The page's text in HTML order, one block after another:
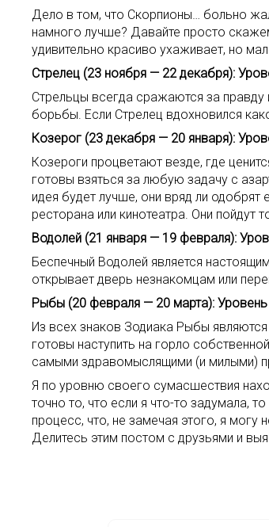
Дело в том, что Скорпионы… больно
намного лучше? Давайте просто
удивительно красиво ухаживает, но
Стрелец (23 ноября — 22 декабря):
Стрельцы всегда сражаются за
борьбы. Если Стрелец вдохновился
Козерог (23 декабря — 20 января):
Козероги процветают везде, где
готовы взяться за любую задачу с
идея будет лучше, они вряд ли
ресторана или кинотеатра. Они пойдут
Водолей (21 января — 19 февраля):
Беспечный Водолей является
открывает дверь незнакомцам или
Рыбы (20 февраля — 20 марта):
Из всех знаков Зодиака Рыбы
готовы наступить на горло
самыми здравомыслящими (и милыми)
Я по уровню своего сумасшествия
точно то, что если я что-то задумала,
процесс, что, не замечая этого, я
Делитесь этим постом с друзьями и